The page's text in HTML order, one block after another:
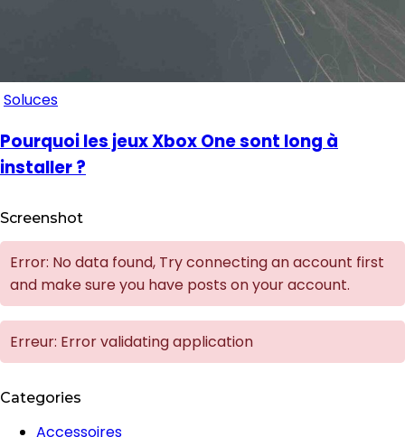
Soluces
Pourquoi les jeux Xbox One sont long à
installer ?
Screenshot
Error: No data found, Try connecting an account first
and make sure you have posts on your account.
Erreur: Error validating application
Categories
Accessoires